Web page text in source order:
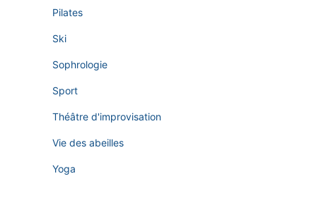
Pilates
Ski
Sophrologie
Sport
Théâtre d'improvisation
Vie des abeilles
Yoga